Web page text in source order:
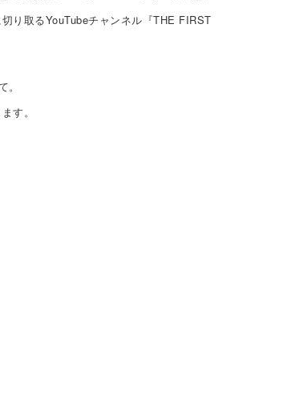
り取るYouTubeチャンネル『THE FIRST
す。